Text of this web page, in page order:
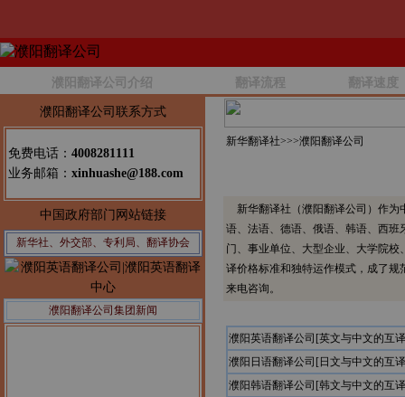
濮阳翻译公司介绍 翻译流程 翻译速度
濮阳翻译公司联系方式
免费电话： 4008281111
业务邮箱： xinhuashe@188.com
中国政府部门网站链接
新华社、外交部、专利局、翻译协会
濮阳翻译公司集团新闻
新华翻译社>>>濮阳翻译公司
新华翻译社（濮阳翻译公司）作为
语、法语、德语、俄语、韩语、西
门、事业单位、大型企业、大学院
译价格标准和独特运作模式，成了
来电咨询。
濮阳英语翻译公司[英文与中文的互
濮阳日语翻译公司[日文与中文的互
濮阳韩语翻译公司[韩文与中文的互